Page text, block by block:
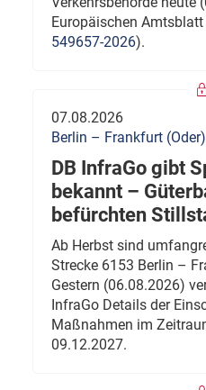
Europäischen
549657-2026).
07.08.2026
Berlin – Frankfurt (Oder)
DB InfraGo gibt
bekannt –
befürchten
Ab Herbst sind
Strecke 6153 Berlin –
Gestern (06.08.2026)
InfraGo Details der
Maßnahmen im
09.12.2027.